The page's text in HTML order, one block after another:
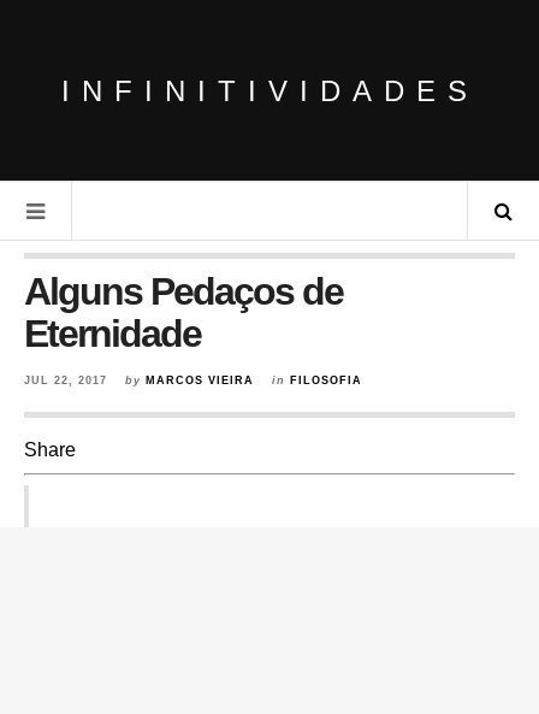
INFINITIVIDADES
Alguns Pedaços de
Eternidade
JUL 22, 2017 by MARCOS VIEIRA in FILOSOFIA
Share